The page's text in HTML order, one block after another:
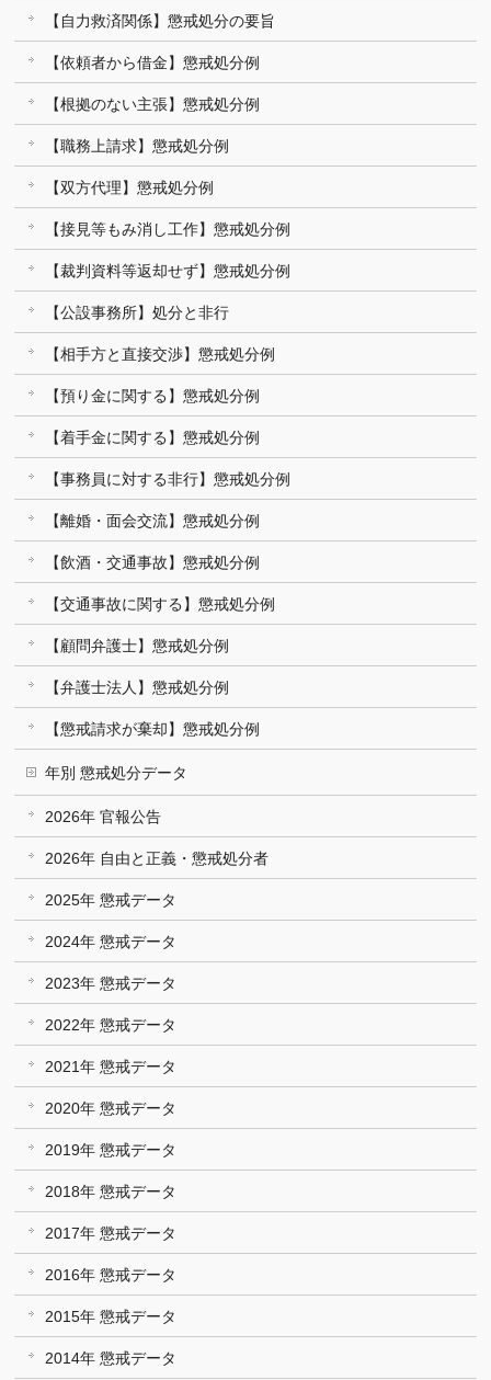
【自力救済関係】懲戒処分の要旨
【依頼者から借金】懲戒処分例
【根拠のない主張】懲戒処分例
【職務上請求】懲戒処分例
【双方代理】懲戒処分例
【接見等もみ消し工作】懲戒処分例
【裁判資料等返却せず】懲戒処分例
【公設事務所】処分と非行
【相手方と直接交渉】懲戒処分例
【預り金に関する】懲戒処分例
【着手金に関する】懲戒処分例
【事務員に対する非行】懲戒処分例
【離婚・面会交流】懲戒処分例
【飲酒・交通事故】懲戒処分例
【交通事故に関する】懲戒処分例
【顧問弁護士】懲戒処分例
【弁護士法人】懲戒処分例
【懲戒請求が棄却】懲戒処分例
年別 懲戒処分データ
2026年 官報公告
2026年 自由と正義・懲戒処分者
2025年 懲戒データ
2024年 懲戒データ
2023年 懲戒データ
2022年 懲戒データ
2021年 懲戒データ
2020年 懲戒データ
2019年 懲戒データ
2018年 懲戒データ
2017年 懲戒データ
2016年 懲戒データ
2015年 懲戒データ
2014年 懲戒データ